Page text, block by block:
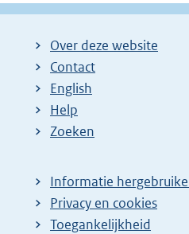
Over deze website
Contact
English
Help
Zoeken
Informatie
Privacy en cookies
Toegankelijkheid